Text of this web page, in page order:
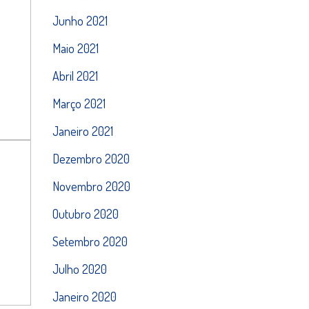
Junho 2021
Maio 2021
Abril 2021
Março 2021
Janeiro 2021
Dezembro 2020
Novembro 2020
Outubro 2020
Setembro 2020
Julho 2020
Janeiro 2020